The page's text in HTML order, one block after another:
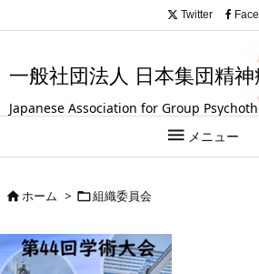
.entry-title, #front-page-title { text-align:
一般社団法人 日本集団精
Japanese Association for Group
法学会は、グループ（集団）を活用して人
試みを探求している学会です。
 メニュー
Twitter
ホーム > 組織委員会